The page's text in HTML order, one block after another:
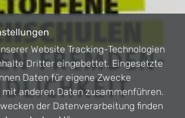
Website Tracking-Technologien
Dritter eingebettet. Eingesetzte
Daten für eigene Zwecke
anderen Daten zusammenführen.
der Datenverarbeitung finden